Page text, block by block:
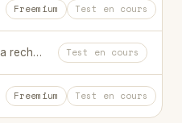
Trouve, comprends et rédige tes
Freemium Test en cours
La recherche juridique intelligente pour les avocats. Test en cours
Transforme tes documents en
Freemium Test en cours